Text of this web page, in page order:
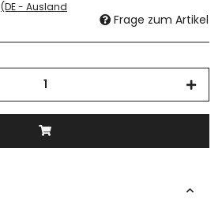
(DE - Ausland
Frage zum Artikel